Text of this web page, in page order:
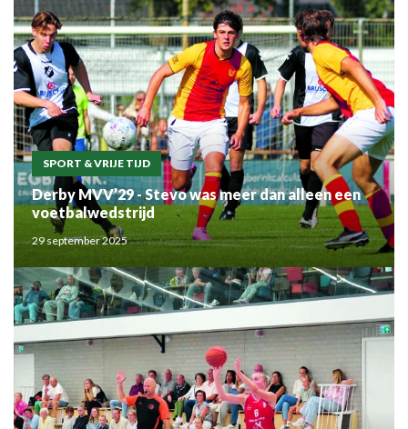
SPORT & VRIJE TIJD
Derby MVV’29 - Stevo was meer dan alleen een
voetbalwedstrijd
29 september 2025